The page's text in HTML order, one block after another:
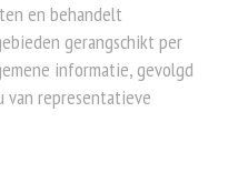
en behandelt
gerangschikt per
informatie, gevolgd
van representatieve